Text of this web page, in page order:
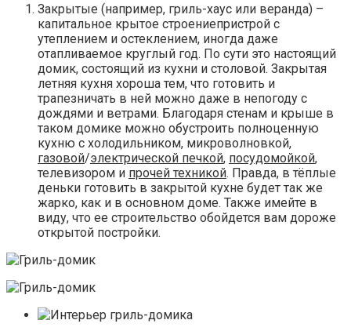
Закрытые (например, гриль-хаус или веранда) –
капитальное крытое строениепристрой с
утеплением и остеклением, иногда даже
отапливаемое круглый год. По сути это настоящий
домик, состоящий из кухни и столовой. Закрытая
летняя кухня хороша тем, что готовить и
трапезничать в ней можно даже в непогоду с
дождями и ветрами. Благодаря стенам и крыше в
таком домике можно обустроить полноценную
кухню с холодильником, микроволновкой,
газовой/электрической печкой, посудомойкой,
телевизором и прочей техникой. Правда, в тёплые
деньки готовить в закрытой кухне будет так же
жарко, как и в основном доме. Также имейте в
виду, что ее строительство обойдется вам дороже
открытой постройки.